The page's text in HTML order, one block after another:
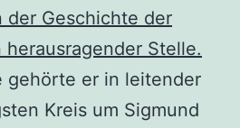
der Geschichte der
herausragender Stelle.
gehörte er in leitender
Kreis um Sigmund